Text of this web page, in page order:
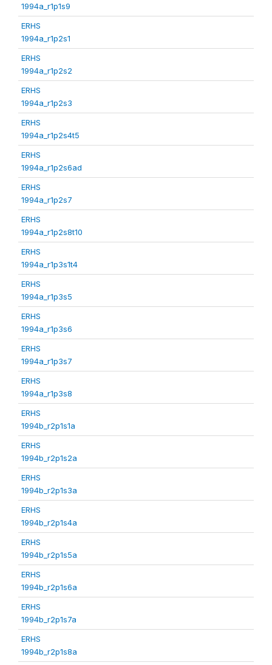
1994a_r1p1s9
ERHS
1994a_r1p2s1
ERHS
1994a_r1p2s2
ERHS
1994a_r1p2s3
ERHS
1994a_r1p2s4t5
ERHS
1994a_r1p2s6ad
ERHS
1994a_r1p2s7
ERHS
1994a_r1p2s8t10
ERHS
1994a_r1p3s1t4
ERHS
1994a_r1p3s5
ERHS
1994a_r1p3s6
ERHS
1994a_r1p3s7
ERHS
1994a_r1p3s8
ERHS
1994b_r2p1s1a
ERHS
1994b_r2p1s2a
ERHS
1994b_r2p1s3a
ERHS
1994b_r2p1s4a
ERHS
1994b_r2p1s5a
ERHS
1994b_r2p1s6a
ERHS
1994b_r2p1s7a
ERHS
1994b_r2p1s8a